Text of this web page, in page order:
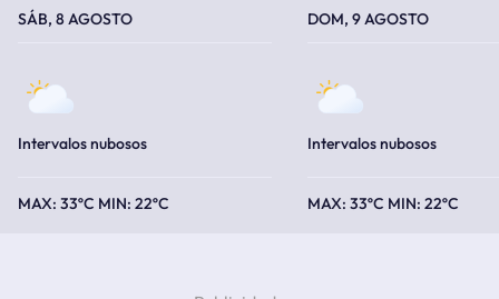
SÁB, 8 AGOSTO
Intervalos nubosos
33ºC 22ºC
DOM, 9 AGOSTO
Intervalos nubosos
33ºC 22ºC